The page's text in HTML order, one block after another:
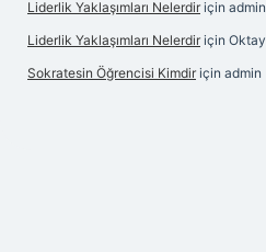
Liderlik Yaklaşımları Nelerdir için admin
Liderlik Yaklaşımları Nelerdir için Oktay
Sokratesin Öğrencisi Kimdir için admin